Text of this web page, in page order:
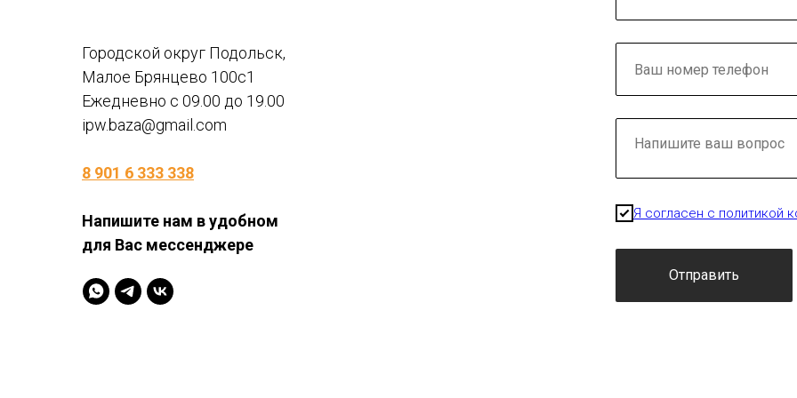
Городской округ Подольск,
Малое Брянцево 100с1
Ежедневно с 09.00 до 19.00
ipw.baza@gmail.com
8 901 6 333 338
Напишите нам в удобном
для Вас мессенджере
Я согласен с политикой
Отправить